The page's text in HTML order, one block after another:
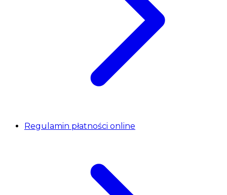
Regulamin płatności online